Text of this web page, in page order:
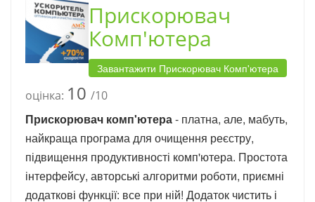
Прискорювач
Комп'ютера
Завантажити Прискорювач Комп'ютера
оцінка: 10 /10
Прискорювач комп'ютера- платна, але, мабуть,
найкраща програма для очищення реєстру,
підвищення продуктивності комп'ютера. Простота
інтерфейсу, авторські алгоритми роботи, приємні
додаткові функції: все при ній! Додаток чистить і